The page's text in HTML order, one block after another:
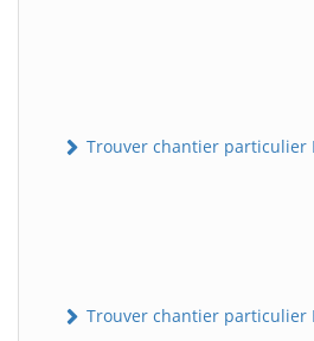
Trouver chantier particulier
Trouver chantier particulier